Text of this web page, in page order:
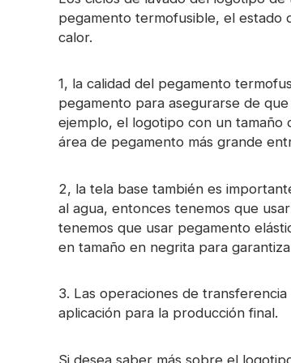
Cinta prismática
de material que brilla en la
pegamento termofusible, el estado
calor.
1, la calidad del pegamento
pegamento para asegurarse de
ejemplo, el logotipo con un tamaño
área de pegamento más grande
2, la tela base también es
al agua, entonces tenemos que
tenemos que usar pegamento
en tamaño en negrita para
3. Las operaciones de
aplicación para la producción final.
Si desea saber más sobre el